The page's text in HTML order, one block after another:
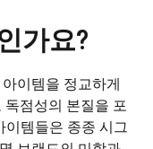
가요?
이템을 정교하게
점성의 본질을 포
템들은 종종 시그